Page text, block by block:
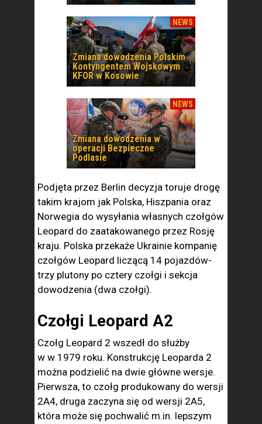
NEWS
Zmiana dowodzenia Polskim
Kontyngentem Wojskowym
KFOR w Kosowie
NEWS
Zmiana dowodzenia w
operacji Bezpieczne
Podlasie
Podjęta przez Berlin decyzja toruje drogę
takim krajom jak Polska, Hiszpania oraz
Norwegia do wysyłania własnych czołgów
Leopard do zaatakowanego przez Rosję
kraju. Polska przekaże Ukrainie kompanię
czołgów Leopard liczącą 14 pojazdów-
trzy plutony po cztery czołgi i sekcja
dowodzenia (dwa czołgi).
Czołgi Leopard A2
Czołg Leopard 2 wszedł do służby
w w 1979 roku. Konstrukcję Leoparda 2
można podzielić na dwie główne wersje.
Pierwsza, to czołg produkowany do wersji
2A4, druga zaczyna się od wersji 2A5,
która może się pochwalić m.in. lepszym